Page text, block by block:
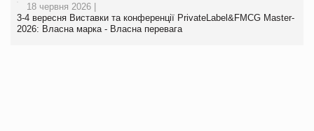
18 червня 2026 |
3-4 вересня Виставки та конференції PrivateLabel&FMCG Master-
2026: Власна марка - Власна перевага